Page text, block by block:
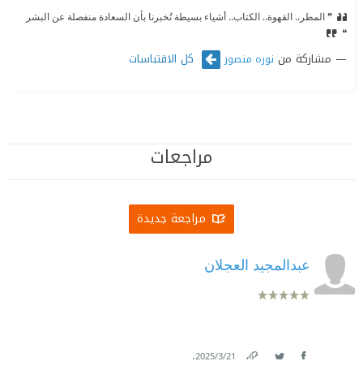
❞ المطر.. القهوة.. الكتاب.. أشياء بسيطة تُخبرنا بأن السعادة منفصلة عن البشر
❝
مشاركة من نوره منصور كل الاقتباسات
مراجعات
مراجعة جديدة
عبدالمجيد العجلان
21‏/3‏/2025
.